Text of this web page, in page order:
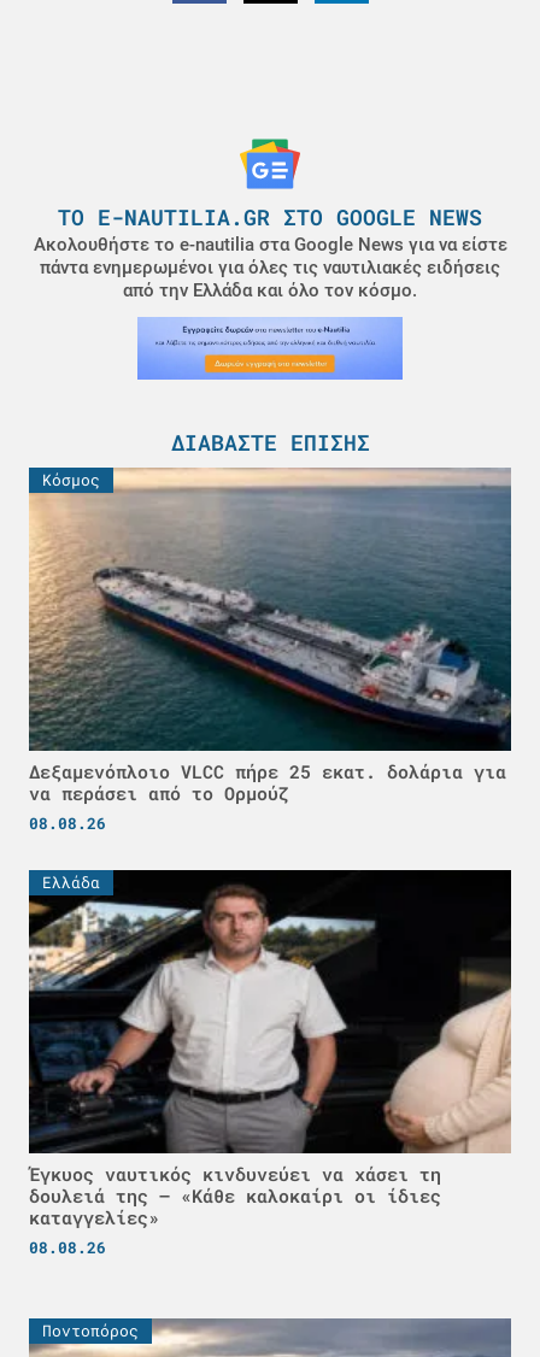
ΤΟ E-NAUTILIA.GR ΣΤΟ GOOGLE NEWS
Ακολουθήστε το e-nautilia στα Google News για να είστε
πάντα ενημερωμένοι για όλες τις ναυτιλιακές ειδήσεις
από την Ελλάδα και όλο τον κόσμο.
ΔΙΑΒΆΣΤΕ ΕΠΊΣΗΣ
Κόσμος
Δεξαμενόπλοιο VLCC πήρε 25 εκατ. δολάρια για
να περάσει από το Ορμούζ
08.08.26
Ελλάδα
Έγκυος ναυτικός κινδυνεύει να χάσει τη
δουλειά της – «Κάθε καλοκαίρι οι ίδιες
καταγγελίες»
08.08.26
Ποντοπόρος